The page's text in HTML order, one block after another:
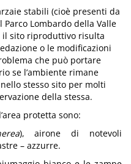
stabili (cioè presenti da
Lombardo della Valle
il sito riproduttivo risulta
o le modificazioni
che può portare
se l’ambiente rimane
stesso sito per molti
della stessa.
protetta sono:
), airone di notevoli
– azzurre.